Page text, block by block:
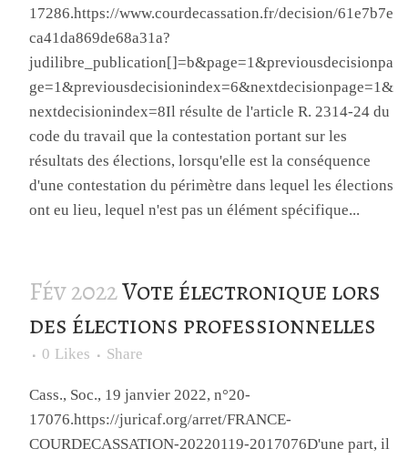
17286.https://www.courdecassation.fr/decision/61e7b7e
ca41da869de68a31a?
judilibre_publication[]=b&page=1&previousdecisionpa
ge=1&previousdecisionindex=6&nextdecisionpage=1&
nextdecisionindex=8Il résulte de l'article R. 2314-24 du
code du travail que la contestation portant sur les
résultats des élections, lorsqu'elle est la conséquence
d'une contestation du périmètre dans lequel les élections
ont eu lieu, lequel n'est pas un élément spécifique...
Fév 2022Vote électronique lors
des élections professionnelles
0 Likes Share
Cass., Soc., 19 janvier 2022, n°20-
17076.https://juricaf.org/arret/FRANCE-
COURDECASSATION-20220119-2017076D'une part, il